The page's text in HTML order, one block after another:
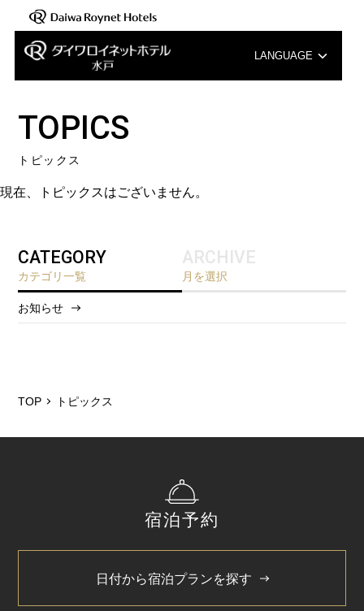
LANGUAGE
TOPICS
トピックス
現在、トピックスはございません。
CATEGORY
カテゴリ一覧
お知らせ
ARCHIVE
月を選択
2026/5
2024/5
TOP トピックス
宿泊予約
日付から宿泊プランを探す